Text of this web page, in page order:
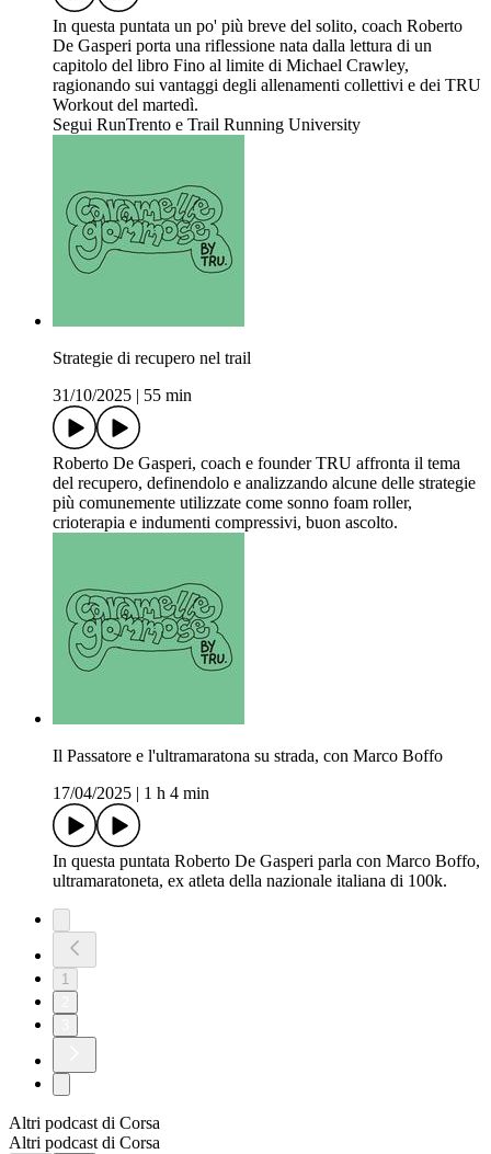
In questa puntata un po' più breve del solito, coach Roberto
De Gasperi porta una riflessione nata dalla lettura di un
capitolo del libro Fino al limite di Michael Crawley,
ragionando sui vantaggi degli allenamenti collettivi e dei TRU
Workout del martedì.
Segui RunTrento e Trail Running University
Strategie di recupero nel trail
31/10/2025
55 min
Roberto De Gasperi, coach e founder TRU affronta il tema
del recupero, definendolo e analizzando alcune delle strategie
più comunemente utilizzate come sonno foam roller,
crioterapia e indumenti compressivi, buon ascolto.
Il Passatore e l'ultramaratona su strada, con Marco Boffo
17/04/2025
1 h 4 min
In questa puntata Roberto De Gasperi parla con Marco Boffo,
ultramaratoneta, ex atleta della nazionale italiana di 100k.
1
Altri podcast di Corsa
Altri podcast di Corsa